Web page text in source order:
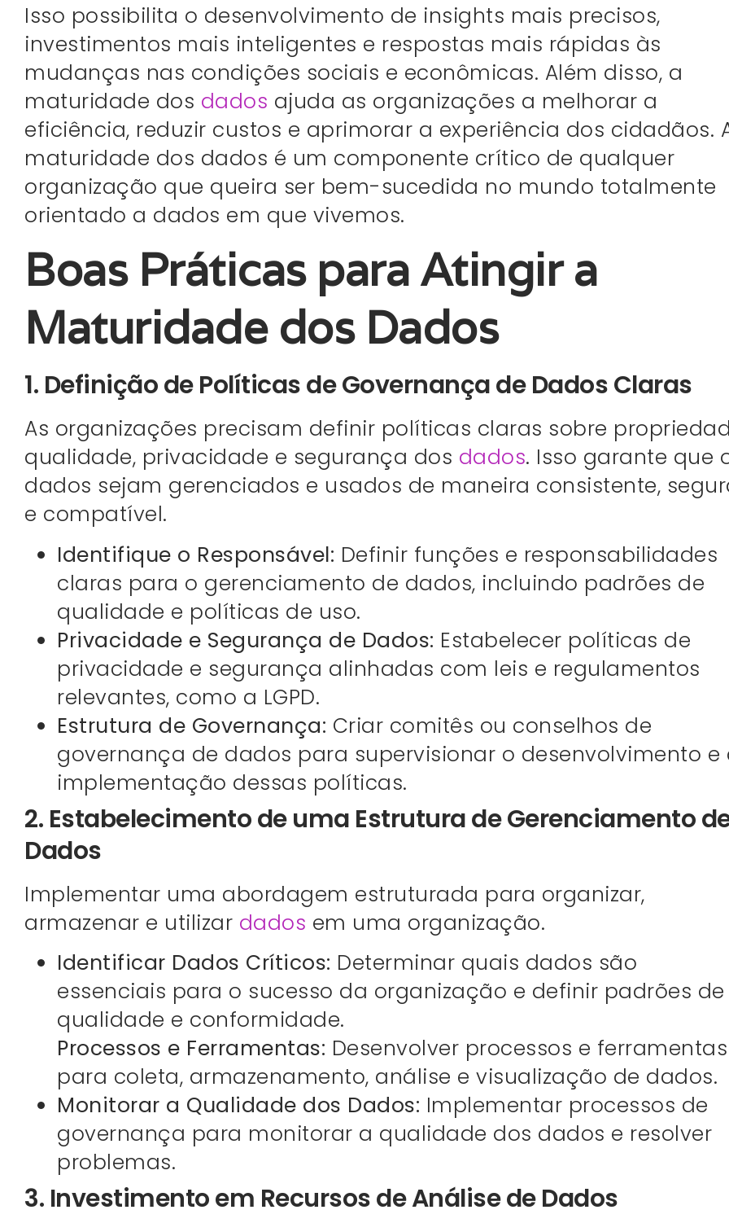
Isso possibilita o desenvolvimento de insights mais precisos,
investimentos mais inteligentes e respostas mais rápidas às
mudanças nas condições sociais e econômicas. Além disso, a
maturidade dos dados ajuda as organizações a melhorar a
eficiência, reduzir custos e aprimorar a experiência dos cidadãos.
maturidade dos dados é um componente crítico de qualquer
organização que queira ser bem-sucedida no mundo totalmente
orientado a dados em que vivemos.
Boas Práticas para Atingir a
Maturidade dos Dados
1. Definição de Políticas de Governança de Dados Claras
As organizações precisam definir políticas claras sobre
qualidade, privacidade e segurança dos dados. Isso garante que
dados sejam gerenciados e usados de maneira consistente,
e compatível.
Identifique o Responsável: Definir funções e responsabilidades
claras para o gerenciamento de dados, incluindo padrões de
qualidade e políticas de uso.
Privacidade e Segurança de Dados: Estabelecer políticas de
privacidade e segurança alinhadas com leis e regulamentos
relevantes, como a LGPD.
Estrutura de Governança: Criar comitês ou conselhos de
governança de dados para supervisionar o desenvolvimento e
implementação dessas políticas.
2. Estabelecimento de uma Estrutura de Gerenciamento
Dados
Implementar uma abordagem estruturada para organizar,
armazenar e utilizar dados em uma organização.
Identificar Dados Críticos: Determinar quais dados são
essenciais para o sucesso da organização e definir padrões de
qualidade e conformidade.
Processos e Ferramentas: Desenvolver processos e ferramentas
para coleta, armazenamento, análise e visualização de dados.
Monitorar a Qualidade dos Dados: Implementar processos de
governança para monitorar a qualidade dos dados e resolver
problemas.
3. Investimento em Recursos de Análise de Dados